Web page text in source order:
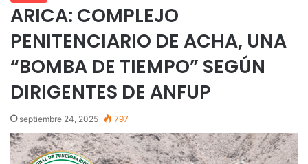
ARICA: COMPLEJO
PENITENCIARIO DE ACHA, UNA
“BOMBA DE TIEMPO” SEGÚN
DIRIGENTES DE ANFUP
septiembre 24, 2025 797